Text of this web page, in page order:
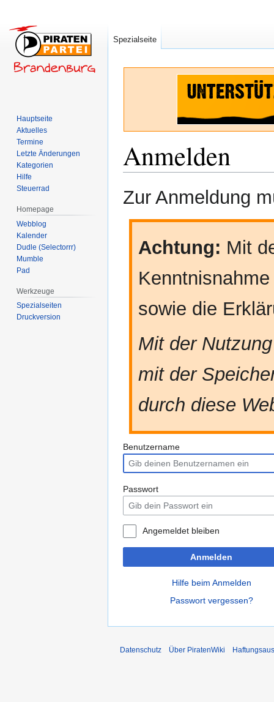
Anmelden
Navigation
Suche
Zur Anmeldung
Achtung: Mit
sowie die
Mit der
mit der
durch diese
Benutzername
Passwort
Angemeldet bleiben
Anmelden
Hilfe beim Anmelden
Passwort vergessen?
Spezialseite
Hauptseite
Aktuelles
Termine
Letzte Änderungen
Kategorien
Hilfe
Steuerrad
Homepage
Webblog
Kalender
Dudle (Selectorrr)
Mumble
Pad
Werkzeuge
Spezialseiten
Druckversion
Datenschutz Über PiratenWiki